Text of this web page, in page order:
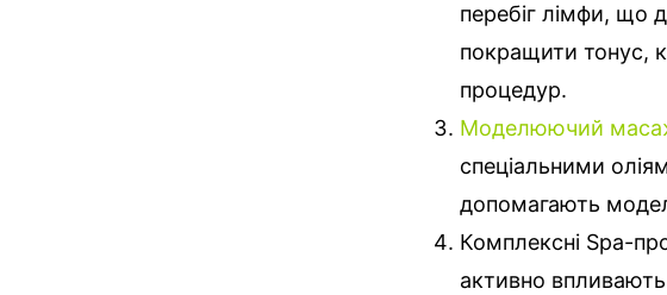
перебіг лімфи, що
покращити тонус,
процедур.
Моделюючий
спеціальними
допомагають
Комплексні Spa-
активно